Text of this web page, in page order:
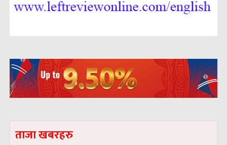
ताजा खबरहरु